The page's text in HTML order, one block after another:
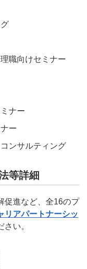
職向けセミナー
ナー
ー
ンサルティング
等詳細
促進など、全16のプ
リアパートナーシッ
さい。